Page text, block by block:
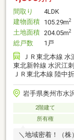
間取り
4LDK
建物面積 105.29m2
土地面積 204.05m2
総戸数
1戸
ＪＲ東北本線 水
東北新幹線 水沢江
ＪＲ東北本線 陸中
岩手県奥州市水
2階建て
所有権
＼地域密着！（株